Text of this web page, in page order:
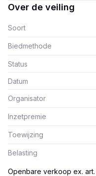
Over de veiling
Soort
Biedmethode
Status
Datum
Organisator
Inzetpremie
Toewijzing
Belasting
Openbare verkoop ex.